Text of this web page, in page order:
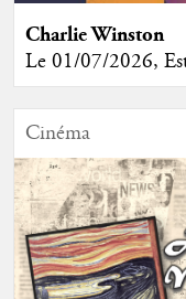
Charlie Winston
Le 01/07/2026,
Cinéma